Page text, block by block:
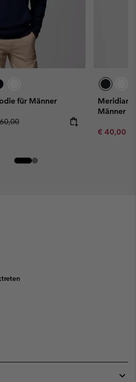
für Männer
price:
price:
Meridian
Männer
Sale price:
€ 40,00€